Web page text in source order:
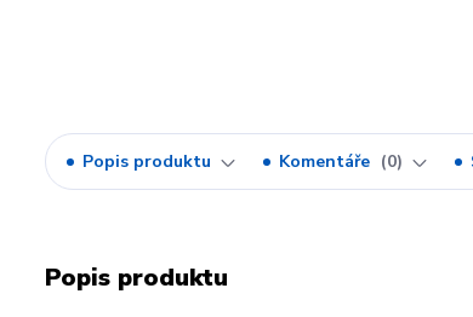
Popis produktu Komentáře 0
Popis produktu